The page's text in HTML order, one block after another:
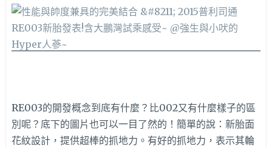
RE003的開發概念到底有什麼？比002又有什麼樣子的區
別呢？底下的圖片也可以一目了然的！簡單的說：新胎面
花紋設計，提供超棒的抓地力。有好的抓地力，表示其輪